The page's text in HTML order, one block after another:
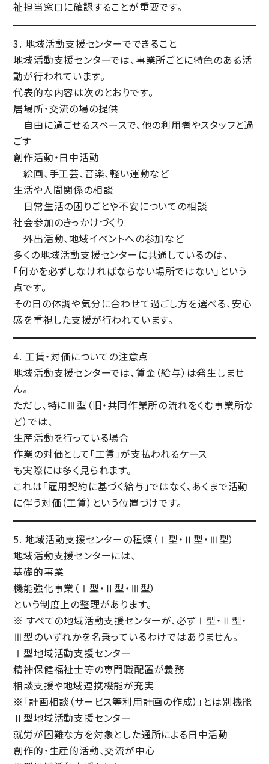
祉担当窓口に確認することが重要です。
3. 地域活動支援センターでできること
地域活動支援センターでは、事業所ごとに特色のある活
動が行われています。
代表的な内容は次のとおりです。
居場所・交流の場の提供
自由に過ごせるスペースで、他の利用者やスタッフと過
ごす
創作活動・日中活動
絵画、手工芸、音楽、軽い運動など
生活や人間関係の相談
日常生活の困りごとや不安についての相談
社会参加のきっかけづくり
外出活動、地域イベントへの参加など
多くの地域活動支援センターに共通しているのは、
「何かを必ずしなければならない場所ではない」という
点です。
その日の体調や気分に合わせて過ごし方を選べる、安心
感を重視した支援が行われています。
4. 工賃・対価についての注意点
地域活動支援センターでは、賃金（給与）は発生しませ
ん。
ただし、特にⅢ型（旧・共同作業所の流れをくむ事業所な
ど）では、
生産活動を行っている場合
作業の対価として 「工賃」が支払われるケース
も実際には多く見られます。
これは「雇用契約に基づく給与」ではなく、あくまで活動
に伴う対価（工賃）という位置づけです。
5. 地域活動支援センターの種類（Ⅰ型・Ⅱ型・Ⅲ型）
地域活動支援センターには、
基礎的事業
機能強化事業（Ⅰ型・Ⅱ型・Ⅲ型）
という制度上の整理があります。
※ すべての地域活動支援センターが、必ずⅠ型・Ⅱ型・
Ⅲ型のいずれかを名乗っているわけではありません。
Ⅰ型地域活動支援センター
精神保健福祉士等の専門職配置が義務
相談支援や地域連携機能が充実
※「計画相談（サービス等利用計画の作成）」とは別機能
Ⅱ型地域活動支援センター
就労が困難な方を対象とした通所による日中活動
創作的・生産的活動、交流が中心